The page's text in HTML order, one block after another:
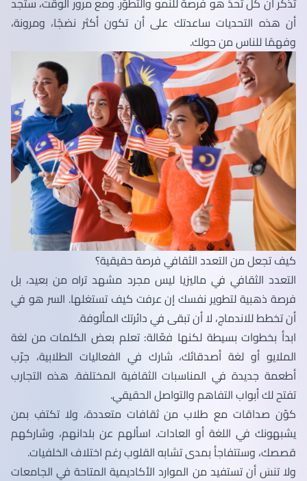
أن هذه التحديات ساعدتك على أن تكون أكثر نضجًا، ومرونة،
وفهمًا للناس من حولك.
كيف تجعل من التعدد الثقافي فرصة حقيقية؟
التعدد الثقافي في ماليزيا ليس مجرد مشهد تراه من بعيد، بل
فرصة ذهبية لتطوير نفسك إن عرفت كيف تستغلها. السر هو في
أن تخطط للاندماج، لا أن تبقى في دائرتك المألوفة.
ابدأ بخطوات بسيطة لكنها فعّالة: تعلم بعض الكلمات من لغة
الملايو أو لغة أصدقائك، شارك في الفعاليات الطلابية، جرّب
أطعمة جديدة في المناسبات الثقافية المختلفة. هذه التجارب
تفتح لك أبواب التفاهم والتواصل الحقيقي.
كوّن صداقات مع طلاب من ثقافات متعددة، ولا تكتفِ بمن
يشبهونك في اللغة أو العادات. اسألهم عن بلدانهم، وشاركهم
قصصك، وستتفاجأ بمدى تشابه القلوب رغم اختلاف الخلفيات.
ولا تنسَ أن تستفيد من الموارد الأكاديمية المتاحة في الجامعات